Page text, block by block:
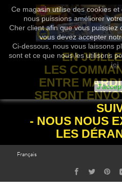
Ce magasin utilise des cookies et
nous puissions améliorer
Cher client afin que vous puissiez
vous devez accepter
Ci-dessous, nous vous laissons
sont et ce que nous les utilisons
ici
EN
LES
ENTRE
SERONT
- NOUS NOUS
LES
Français